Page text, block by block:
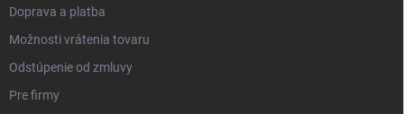
Doprava a platba
Možnosti vrátenia tovaru
Odstúpenie od zmluvy
Pre firmy